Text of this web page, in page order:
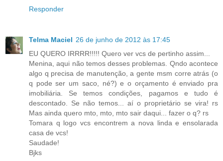
Responder
Telma Maciel 26 de junho de 2012 às 17:45
EU QUERO IRRRR!!!!! Quero ver vcs de pertinho assim...
Menina, aqui não temos desses problemas. Qndo acontece
algo q precisa de manutenção, a gente msm corre atrás (o
q pode ser um saco, né?) e o orçamento é enviado pra
imobiliária. Se temos condições, pagamos e tudo é
descontado. Se não temos... aí o proprietário se vira! rs
Mas ainda quero mto, mto, mto sair daqui... fazer o q? rs
Tomara q logo vcs encontrem a nova linda e ensolarada
casa de vcs!
Saudade!
Bjks